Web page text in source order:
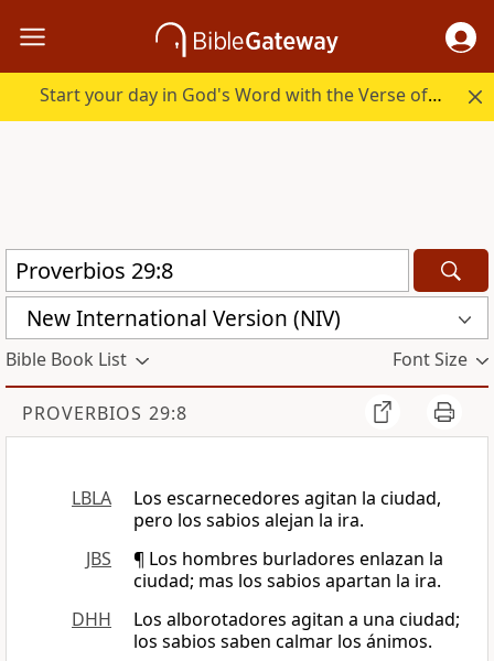
Start your day in God's Word with the Verse of the Day.
New International Version (NIV)
Bible Book List Font Size
PROVERBIOS 29:8
LBLA
Los escarnecedores agitan la ciudad,
pero los sabios alejan la ira.
JBS
¶ Los hombres burladores enlazan la
ciudad; mas los sabios apartan la ira.
DHH
Los alborotadores agitan a una ciudad;
los sabios saben calmar los ánimos.